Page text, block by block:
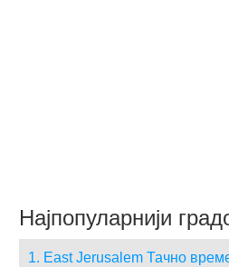
Најпопуларнији
1. East Jerusalem Тачно